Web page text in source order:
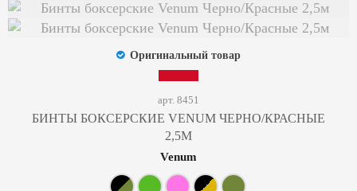
арт. 8451
БИНТЫ БОКСЕРСКИЕ VENUM ЧЕРНО/КРАСНЫЕ
2,5М
Venum
Оригинальный товар